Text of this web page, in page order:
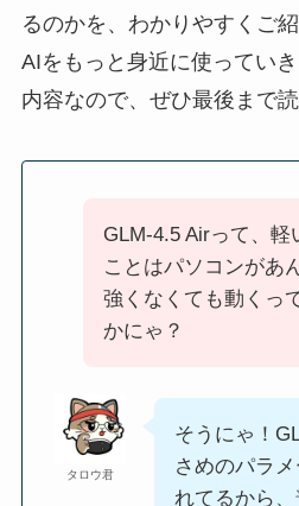
るのかを、わかりやすくご
AIをもっと身近に使ってい
内容なので、ぜひ最後まで
GLM‑4.5 Airって、軽
ことはパソコンがあ
強くなくても動くっ
かにゃ？
タロウ君
そうにゃ！
さめのパラ
れてるから